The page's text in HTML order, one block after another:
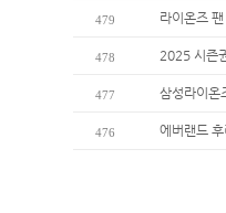
479 라이온즈
478 2025 시즌
477 삼성라이온
476 에버랜드